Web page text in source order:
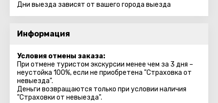
Дни выезда зависят от вашего города выезда
Информация
Условия отмены заказа:
При отмене туристом экскурсии менее чем за 3 дня –
неустойка 100%, если не приобретена "Страховка от
невыезда".
Деньги возвращаются только при условии наличия
"Страховки от невыезда".